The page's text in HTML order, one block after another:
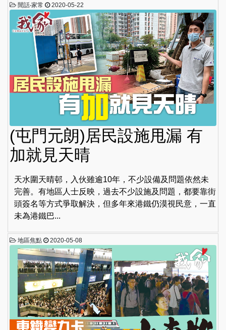
閒話‧家常 2020-05-22
(屯門元朗)居民設施甩漏 有
加就見天晴
天水圍天晴邨，入伙雖逾10年，不少設備及問題依然未
完善。有地區人士反映，過去不少設施及問題，都要靠街
頭簽名等方式爭取解決，但多年來港鐵仍漠視民意，一直
未為港鐵巴...
地區焦點 2020-05-08